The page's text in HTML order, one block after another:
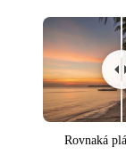
Rovnaká